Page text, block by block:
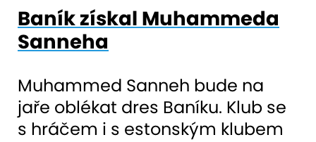
Baník získal Muhammeda
Sanneha
Muhammed Sanneh bude na
jaře oblékat dres Baníku. Klub se
s hráčem i s estonským klubem